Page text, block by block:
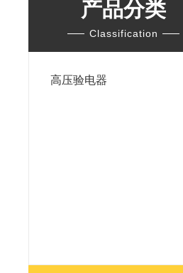
产品分类
Classification
高压验电器